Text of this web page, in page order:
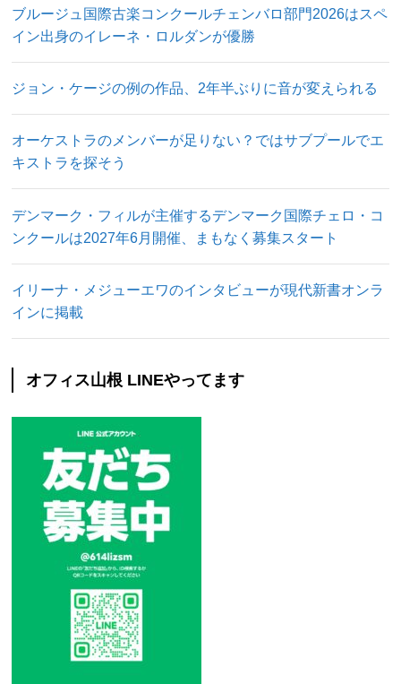
ブルージュ国際古楽コンクールチェンバロ部門2026はスペ
イン出身のイレーネ・ロルダンが優勝
ジョン・ケージの例の作品、2年半ぶりに音が変えられる
オーケストラのメンバーが足りない？ではサブプールでエ
キストラを探そう
デンマーク・フィルが主催するデンマーク国際チェロ・コ
ンクールは2027年6月開催、まもなく募集スタート
イリーナ・メジューエワのインタビューが現代新書オンラ
インに掲載
オフィス山根 LINEやってます